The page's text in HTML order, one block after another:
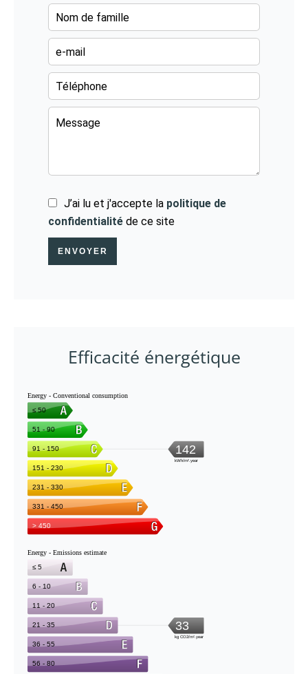
J’ai lu et j'accepte la politique de
confidentialité de ce site
ENVOYER
Efficacité énergétique